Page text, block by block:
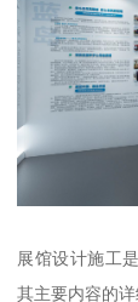
展馆设计施工
其主要内容的详